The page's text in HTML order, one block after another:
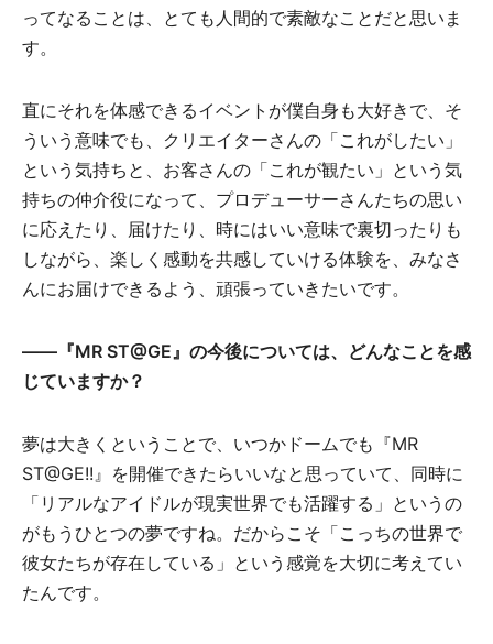
ってなることは、とても人間的で素敵なことだと思いま
す。
直にそれを体感できるイベントが僕自身も大好きで、そ
ういう意味でも、クリエイターさんの「これがしたい」
という気持ちと、お客さんの「これが観たい」という気
持ちの仲介役になって、プロデューサーさんたちの思い
に応えたり、届けたり、時にはいい意味で裏切ったりも
しながら、楽しく感動を共感していける体験を、みなさ
んにお届けできるよう、頑張っていきたいです。
――『MR ST@GE』の今後については、どんなことを感
じていますか？
夢は大きくということで、いつかドームでも『MR
ST@GE!!』を開催できたらいいなと思っていて、同時に
「リアルなアイドルが現実世界でも活躍する」というの
がもうひとつの夢ですね。だからこそ「こっちの世界で
彼女たちが存在している」という感覚を大切に考えてい
たんです。